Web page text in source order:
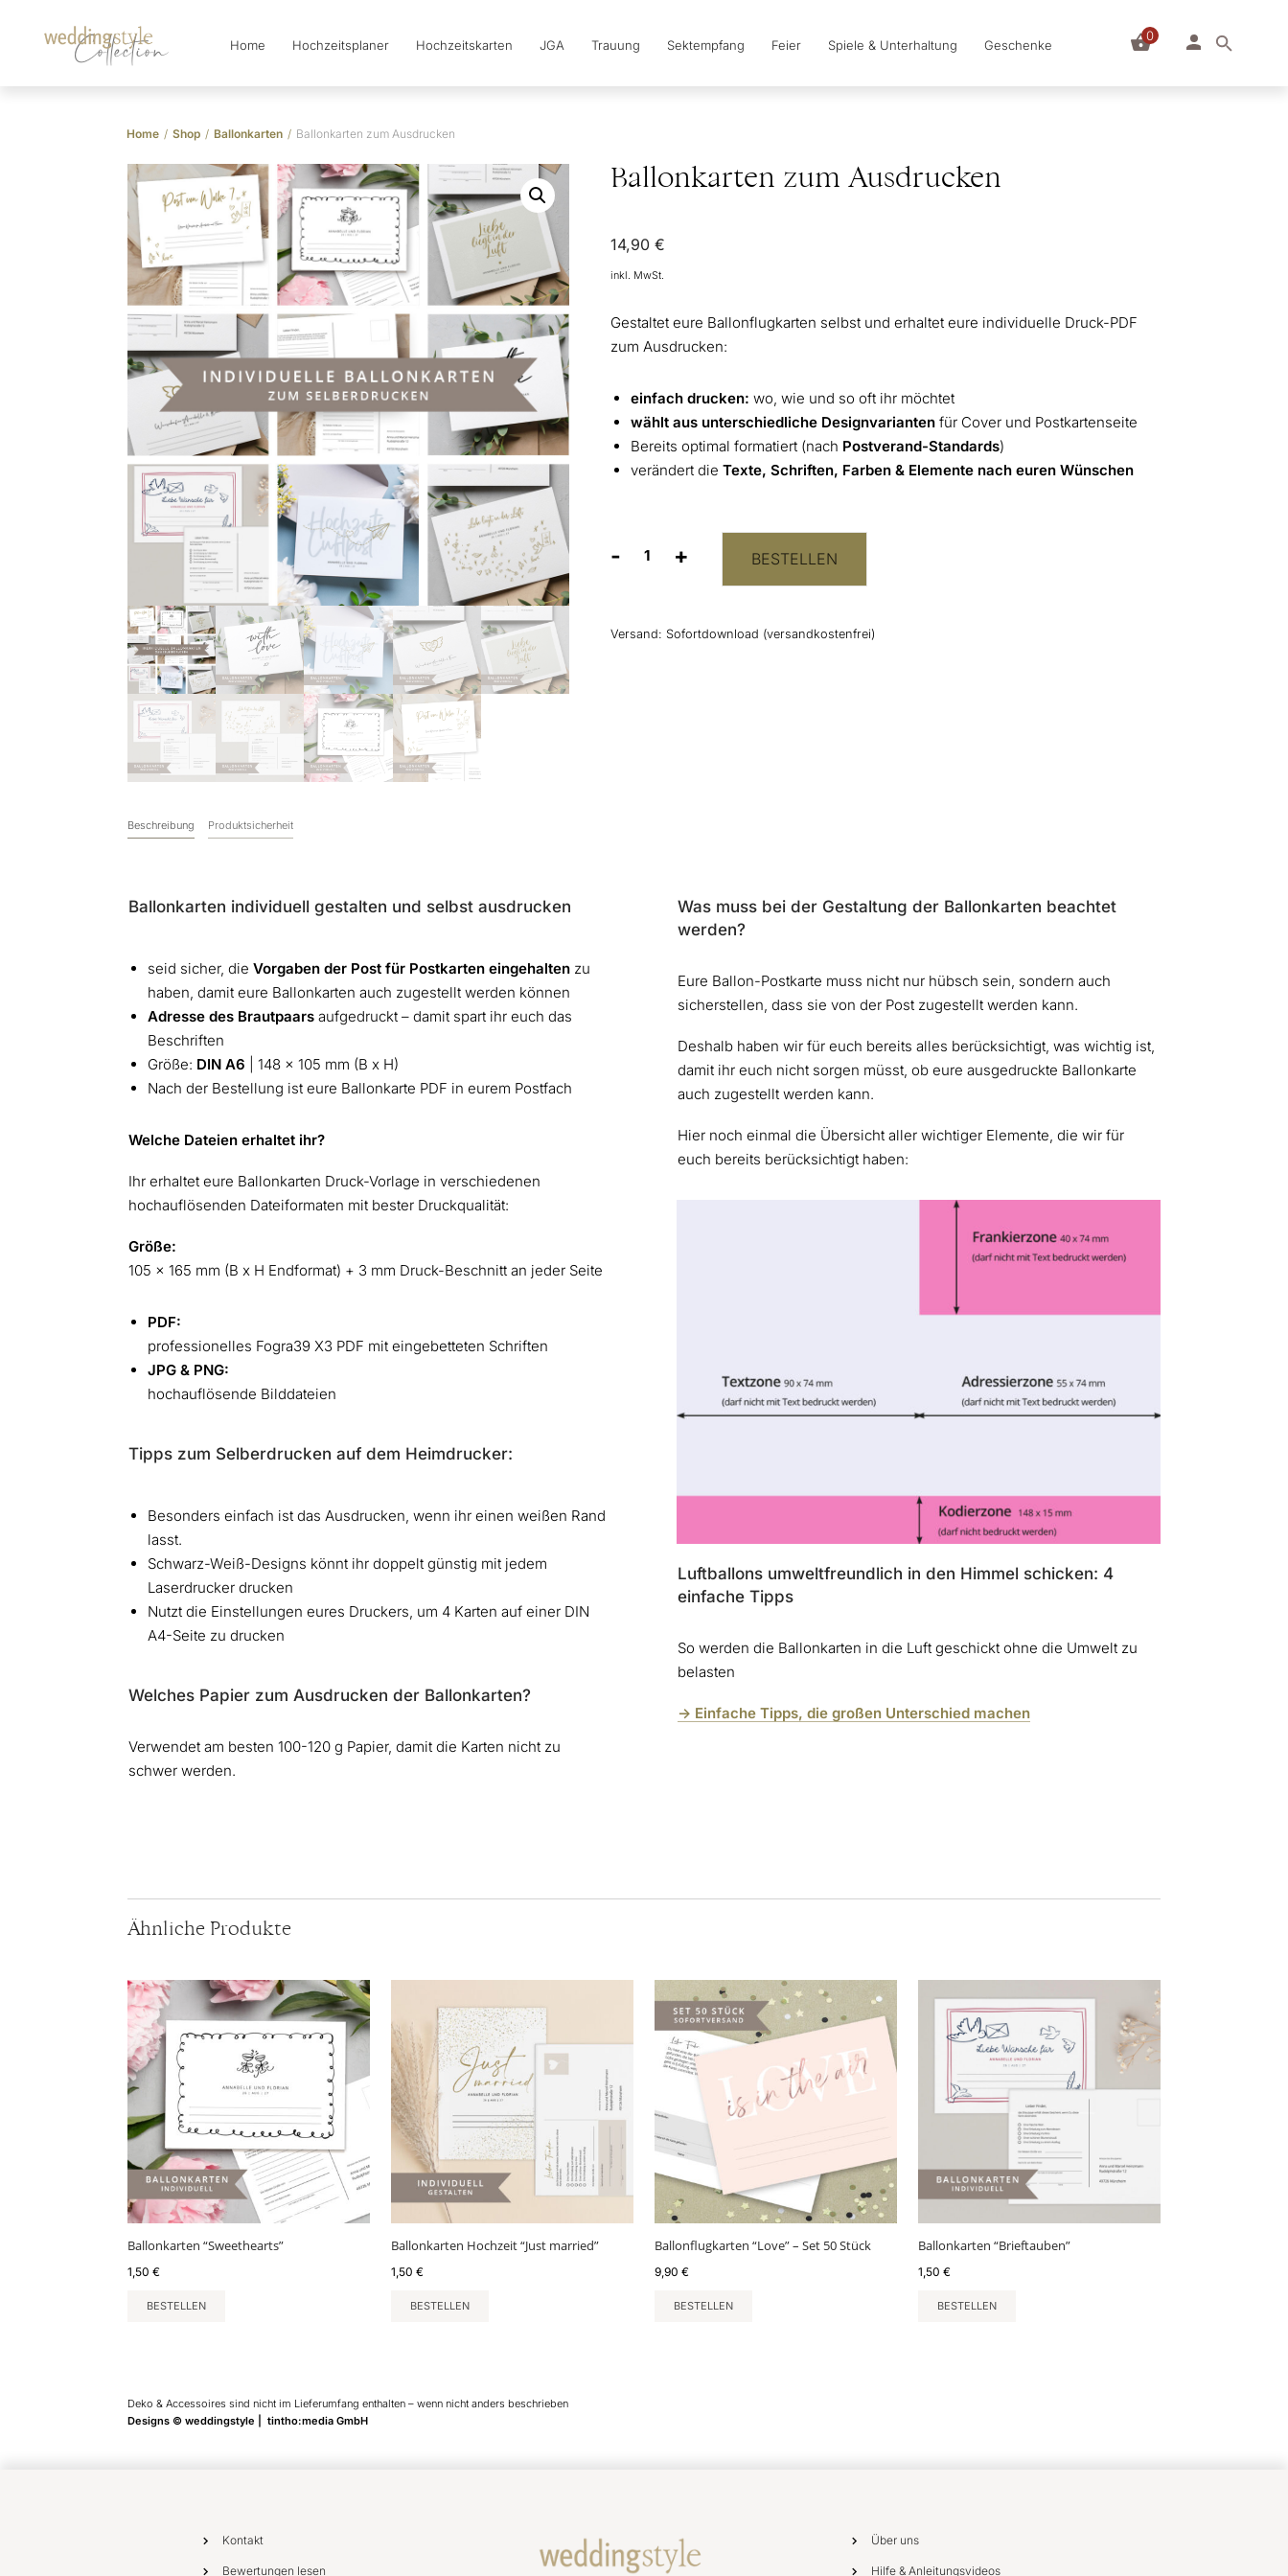
Collection Home Hochzeitsplaner Hochzeitskarten JGA Trauung Sektempfang Feier Spiele & Unterhaltung Geschenke
0
Home / Shop / Ballonkarten / Ballonkarten zum Ausdrucken
Ballonkarten zum Ausdrucken
14,90€
inkl. MwSt.
Gestaltet eure Ballonflugkarten selbst und erhaltet eure individuelle Druck-PDF
zum Ausdrucken:
einfach drucken:wo, wie und so oft ihr möchtet
wählt aus unterschiedliche Designvarianten für Cover und Postkartenseite
Bereits optimal formatiert (nach Postverand-Standards)
verändert dieTexte, Schriften, Farben & Elemente nach euren Wünschen
-
Ballonkarten
Menge
+ BESTELLEN
Versand: Sofortdownload (versandkostenfrei)
Beschreibung Produktsicherheit
Ballonkarten individuell gestalten und selbst ausdrucken
seid sicher, die Vorgaben der Post für Postkarten eingehalten zu
haben, damit eure Ballonkarten auch zugestellt werden können
Adresse des Brautpaars aufgedruckt – damit spart ihr euch das
Beschriften
Größe: DIN A6 | 148 x 105 mm (B x H)
Nach der Bestellung ist eure Ballonkarte PDF in eurem Postfach
Welche Dateien erhaltet ihr?
Ihr erhaltet eure Ballonkarten Druck-Vorlage in verschiedenen
hochauflösenden Dateiformaten mit bester Druckqualität:
Größe:
105 x 165 mm (B x H Endformat) + 3 mm Druck-Beschnitt an jeder Seite
PDF:
professionelles Fogra39 X3 PDF mit eingebetteten Schriften
JPG & PNG:
hochauflösende Bilddateien
Tipps zum Selberdrucken auf dem Heimdrucker:
Besonders einfach ist das Ausdrucken, wenn ihr einen weißen Rand
lasst.
Schwarz-Weiß-Designs könnt ihr doppelt günstig mit jedem
Laserdrucker drucken
Nutzt die Einstellungen eures Druckers, um 4 Karten auf einer DIN
A4-Seite zu drucken
Welches Papier zum Ausdrucken der Ballonkarten?
Verwendet am besten 100-120 g Papier, damit die Karten nicht zu
schwer werden.
Was muss bei der Gestaltung der Ballonkarten beachtet
werden?
Eure Ballon-Postkarte muss nicht nur hübsch sein, sondern auch
sicherstellen, dass sie von der Post zugestellt werden kann.
Deshalb haben wir für euch bereits alles berücksichtigt, was wichtig ist,
damit ihr euch nicht sorgen müsst, ob eure ausgedruckte Ballonkarte
auch zugestellt werden kann.
Hier noch einmal die Übersicht aller wichtiger Elemente, die wir für
euch bereits berücksichtigt haben:
Luftballons umweltfreundlich in den Himmel schicken: 4
einfache Tipps
So werden die Ballonkarten in die Luft geschickt ohne die Umwelt zu
belasten
-> Einfache Tipps, die großen Unterschied machen
Ähnliche Produkte
Ballonkarten “Sweethearts”
1,50 €
BESTELLEN
Ballonkarten Hochzeit “Just married”
1,50 €
BESTELLEN
Ballonflugkarten “Love” – Set 50 Stück
9,90 €
BESTELLEN
Ballonkarten “Brieftauben”
1,50 €
BESTELLEN
Deko & Accessoires sind nicht im Lieferumfang enthalten – wenn nicht anders beschrieben
Designs © weddingstyle | tintho:media GmbH
Kontakt
Bewertungen lesen
Über uns
Hilfe & Anleitungsvideos